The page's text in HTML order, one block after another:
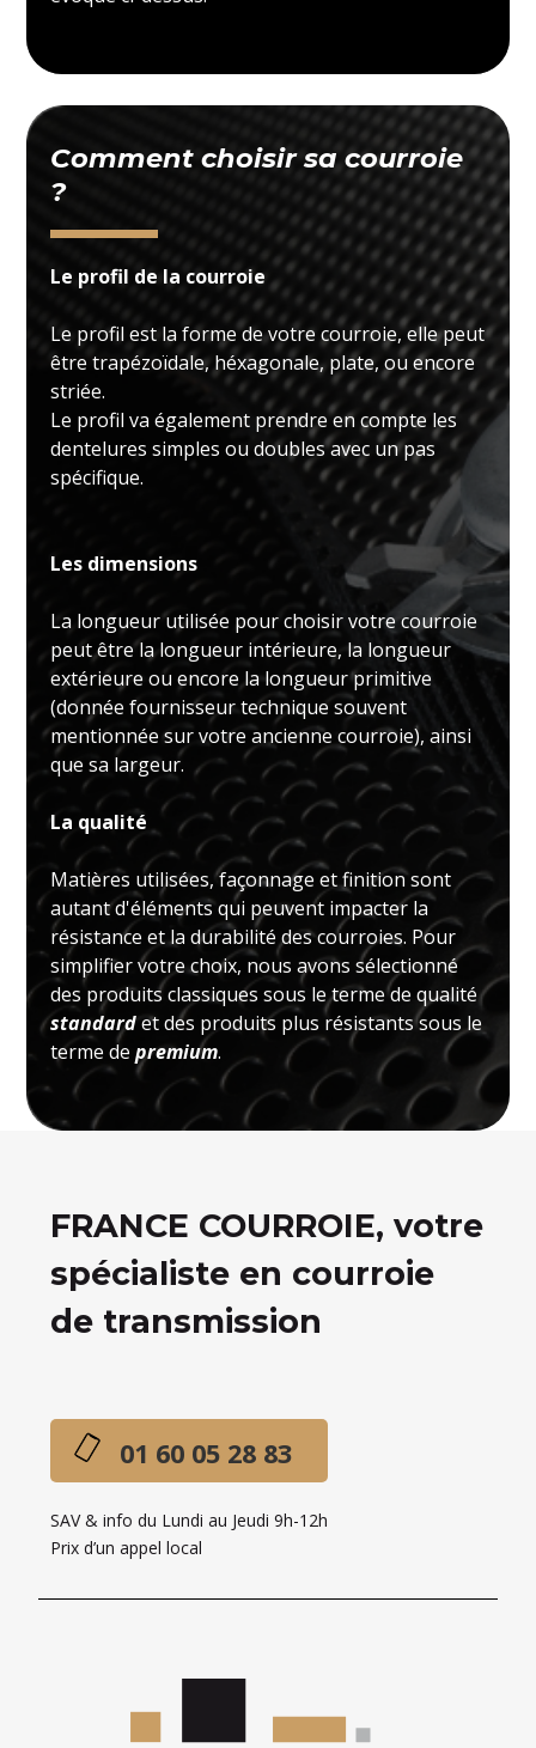
Comment choisir sa courroie
?
Le profil de la courroie
Le profil est la forme de votre courroie, elle peut
être trapézoïdale, héxagonale, plate, ou encore
striée.
Le profil va également prendre en compte les
dentelures simples ou doubles avec un pas
spécifique.
Les dimensions
La longueur utilisée pour choisir votre courroie
peut être la longueur intérieure, la longueur
extérieure ou encore la longueur primitive
(donnée fournisseur technique souvent
mentionnée sur votre ancienne courroie), ainsi
que sa largeur.
La qualité
Matières utilisées, façonnage et finition sont
autant d'éléments qui peuvent impacter la
résistance et la durabilité des courroies. Pour
simplifier votre choix, nous avons sélectionné
des produits classiques sous le terme de qualité
standardet des produits plus résistants sous le
terme depremium.
FRANCE COURROIE, votre
spécialiste en courroie
de transmission
01 60 05 28 83
SAV & info du Lundi au Jeudi 9h-12h
Prix d’un appel local